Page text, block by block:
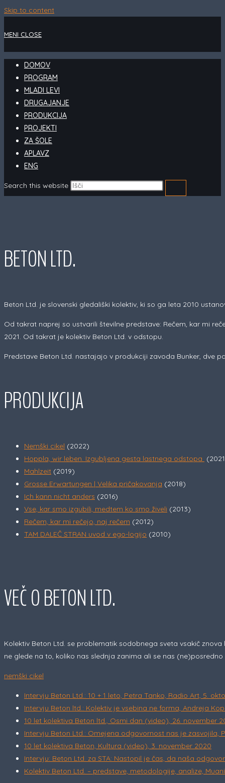
Skip to content
MENI CLOSE
DOMOV
PROGRAM
MLADI LEVI
DRUGAJANJE
PRODUKCIJA
PROJEKTI
ZA ŠOLE
APLAVZ
ENG
Search this website
BETON LTD.
Beton Ltd. je slovenski gledališki kolektiv, ki so ga leta 2010
Od takrat naprej so ustvarili številne predstave: Rečem, kar mi
2021. Od takrat je kolektiv Beton Ltd. v odstopu.
Predstave Beton Ltd. nastajajo v produkciji zavoda Bunker, dve
PRODUKCIJA
Nemški cikel (2022)
Hoppla, wir leben. Izgubljena gesta lastnega odstopa
Mahlzeit (2019)
Grosse Erwartungen | Velika pričakovanja (2018)
Ich kann nicht anders (2016)
Vse, kar smo izgubili, medtem ko smo živeli (2013)
Rečem, kar mi rečejo, naj rečem (2012)
TAM DALEČ STRAN uvod v ego-logijo (2010)
VEČ O BETON LTD.
Kolektiv Beton Ltd. se problematik sodobnega sveta vsakič
ne glede na to, koliko nas slednja zanima ali se nas
nemški cikel
Intervju Beton Ltd.: 10 + 1 leto, Petra Tanko, Radio Art, 5.
Intervju Beton ltd.: Kolektiv je vsebina ne forma, Andreja
10 let kolektiva Beton ltd., Osmi dan (video), 26. november
Intervju Beton Ltd.: Omejena odgovornost nas je zasvojila,
10 let kolektiva Beton, Kultura (video), 3. november 2020
Intervju: Beton Ltd. za STA: Nastopil je čas, da naša
Kolektiv Beton Ltd. – predstave, metodologije, analize,